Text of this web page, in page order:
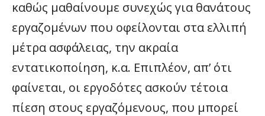
καθώς μαθαίνουμε συνεχώς για θανάτους
εργαζομένων που οφείλονται στα ελλιπή
μέτρα ασφάλειας, την ακραία
εντατικοποίηση, κ.α. Επιπλέον, απ’ ότι
φαίνεται, οι εργοδότες ασκούν τέτοια
πίεση στους εργαζόμενους, που μπορεί